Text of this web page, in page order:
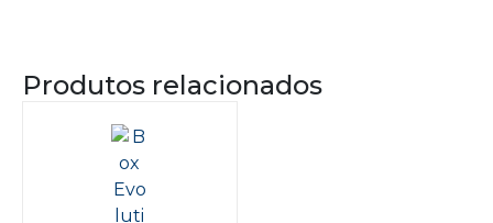
Produtos relacionados